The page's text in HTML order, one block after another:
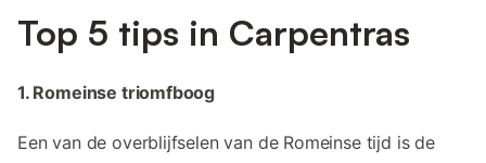
Top 5 tips in Carpentras
1. Romeinse triomfboog
Een van de overblijfselen van de Romeinse tijd is de